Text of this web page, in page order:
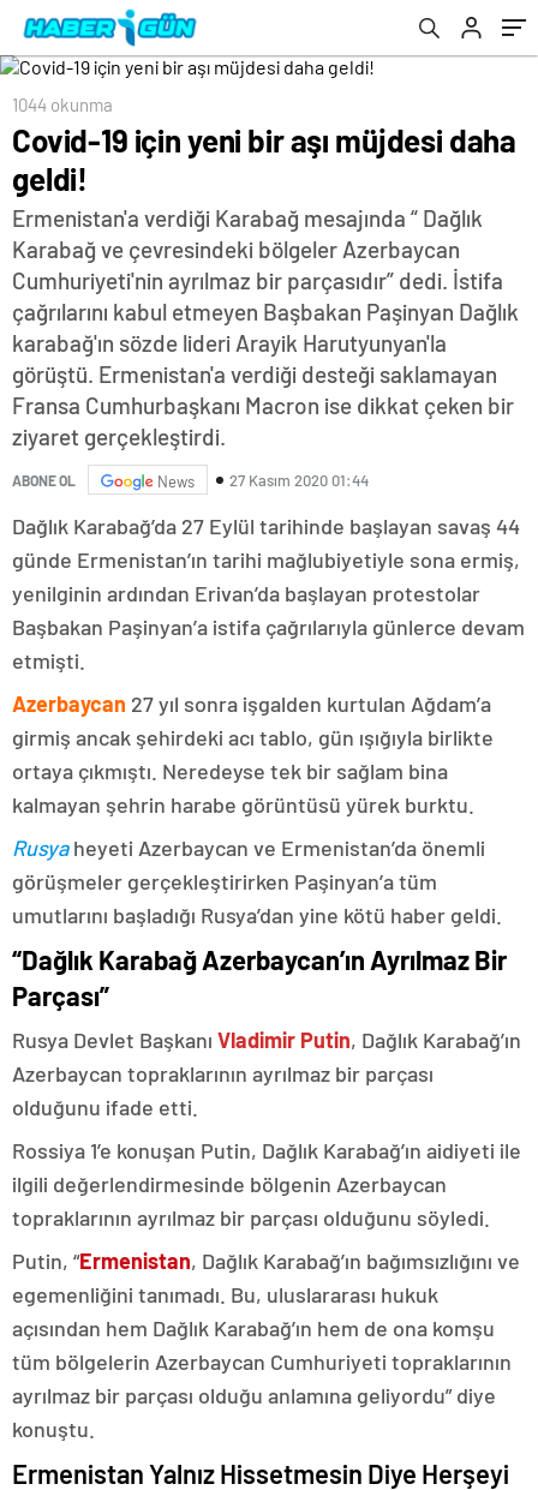
1044 okunma
Covid-19 için yeni bir aşı müjdesi daha
geldi!
Ermenistan'a verdiği Karabağ mesajında “ Dağlık
Karabağ ve çevresindeki bölgeler Azerbaycan
Cumhuriyeti'nin ayrılmaz bir parçasıdır” dedi. İstifa
çağrılarını kabul etmeyen Başbakan Paşinyan Dağlık
karabağ'ın sözde lideri Arayik Harutyunyan'la
görüştü. Ermenistan'a verdiği desteği saklamayan
Fransa Cumhurbaşkanı Macron ise dikkat çeken bir
ziyaret gerçekleştirdi.
ABONE OL News 27 Kasım 2020 01:44
Dağlık Karabağ’da 27 Eylül tarihinde başlayan savaş 44
günde Ermenistan’ın tarihi mağlubiyetiyle sona ermiş,
yenilginin ardından Erivan’da başlayan protestolar
Başbakan Paşinyan’a istifa çağrılarıyla günlerce devam
etmişti.
Azerbaycan 27 yıl sonra işgalden kurtulan Ağdam’a
girmiş ancak şehirdeki acı tablo, gün ışığıyla birlikte
ortaya çıkmıştı. Neredeyse tek bir sağlam bina
kalmayan şehrin harabe görüntüsü yürek burktu.
Rusyaheyeti Azerbaycan ve Ermenistan’da önemli
görüşmeler gerçekleştirirken Paşinyan’a tüm
umutlarını başladığı Rusya’dan yine kötü haber geldi.
“Dağlık Karabağ Azerbaycan’ın Ayrılmaz Bir
Parçası”
Rusya Devlet Başkanı Vladimir Putin, Dağlık Karabağ’ın
Azerbaycan topraklarının ayrılmaz bir parçası
olduğunu ifade etti.
Rossiya 1’e konuşan Putin, Dağlık Karabağ’ın aidiyeti ile
ilgili değerlendirmesinde bölgenin Azerbaycan
topraklarının ayrılmaz bir parçası olduğunu söyledi.
Putin, “Ermenistan, Dağlık Karabağ’ın bağımsızlığını ve
egemenliğini tanımadı. Bu, uluslararası hukuk
açısından hem Dağlık Karabağ’ın hem de ona komşu
tüm bölgelerin Azerbaycan Cumhuriyeti topraklarının
ayrılmaz bir parçası olduğu anlamına geliyordu” diye
konuştu.
Ermenistan Yalnız Hissetmesin Diye Herşeyi